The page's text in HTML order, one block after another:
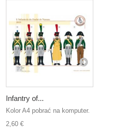
Infantry of...
Kolor A4 pobrać na komputer.
2,60 €